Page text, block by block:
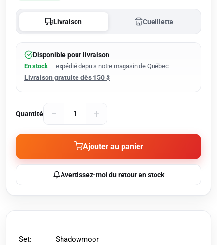
Livraison Cueillette
Disponible pour livraison
En stock — expédié depuis notre magasin de Québec
Livraison gratuite dès 150 $
Quantité − +
Ajouter au panier
Avertissez-moi du retour en stock
Set:
Shadowmoor